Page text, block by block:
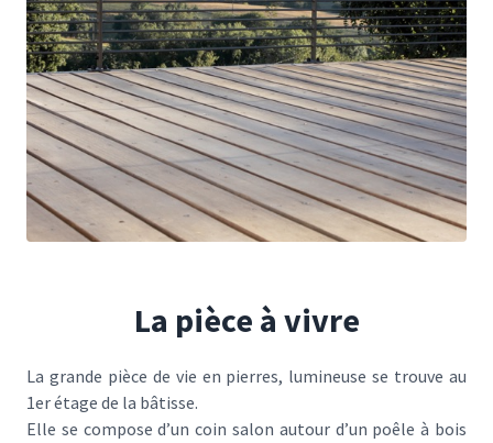
La pièce à vivre
La grande pièce de vie en pierres, lumineuse se trouve au
1er étage de la bâtisse.
Elle se compose d’un coin salon autour d’un poêle à bois